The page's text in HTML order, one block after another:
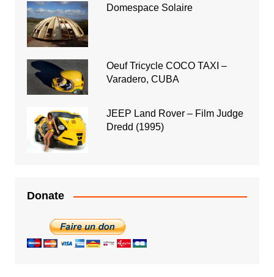
Domespace Solaire
Oeuf Tricycle COCO TAXI –
Varadero, CUBA
JEEP Land Rover – Film Judge
Dredd (1995)
Donate